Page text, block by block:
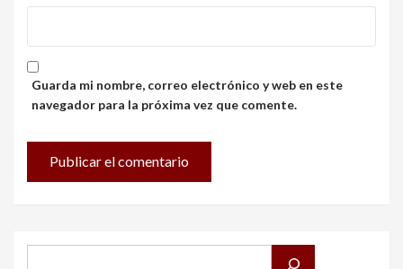
Guarda mi nombre, correo electrónico y web en este
navegador para la próxima vez que comente.